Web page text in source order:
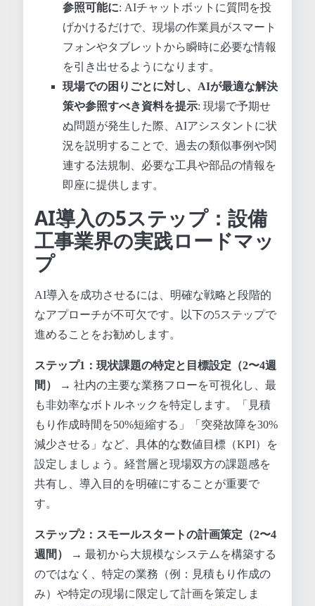
参照可能に: AIチャットボットに質問を投
げかけるだけで、現場の作業員がスマート
フォンやタブレットから瞬時に必要な情報
を引き出せるようになります。
現場での困りごとに対し、AIが最適な解決
策や参照すべき資料を提示: 現場で予期せ
ぬ問題が発生した際、AIアシスタントに状
況を説明することで、過去の類似事例や関
連する法規制、必要な工具や部品の情報を
即座に提供します。
AI導入の5ステップ：設備
工事業界の実践ロードマッ
プ
AI導入を成功させるには、明確な戦略と段階的
なアプローチが不可欠です。以下の5ステップで
進めることをお勧めします。
ステップ1：現状課題の特定と目標設定（2〜4週
間）
→ 社内の主要な業務フローを可視化し、最
も非効率なボトルネックを特定します。「見積
もり作成時間を50%短縮する」「突発故障を30%
減少させる」など、具体的な数値目標（KPI）を
設定しましょう。経営層と現場双方の課題感を
共有し、導入目的を明確にすることが重要で
す。
ステップ2：スモールスタートの計画策定（2〜4
週間）
→ 最初から大規模なシステムを構築する
のではなく、特定の業務（例：見積もり作成の
み）や特定の現場に限定して計画を策定しま